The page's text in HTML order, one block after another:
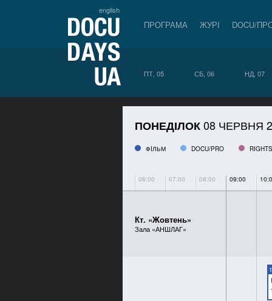
english
ПРОГРАМА ЖУРІ DOCU/
ПТ, 05 СБ, 06 НД, 07
ПОНЕДІЛОК08 ЧЕРВНЯ
ФIЛЬМ DOCU/PRO
06:00 07:00 08:00 09:00
Кт. «Жовтень»
Зала «АНШЛАГ»